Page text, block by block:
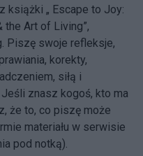
książki „ Escape to Joy:
the Art of Living”,
Piszę swoje refleksje,
korekty,
siłą i
znasz kogoś, kto ma
że to, co piszę może
materiału w serwisie
pod notką).